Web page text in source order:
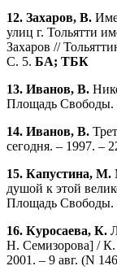
12. Захаров, В.
улиц г. Тольятти
Захаров //
С. 5. БА; ТБК
13. Иванов, В.
Площадь Свободы.
14. Иванов, В.
сегодня. – 1997. –
15. Капустина, М.
душой к этой
Площадь Свободы.
16. Куросаева, К.
Н. Семизорова] / К.
2001. – 9 авг. (N